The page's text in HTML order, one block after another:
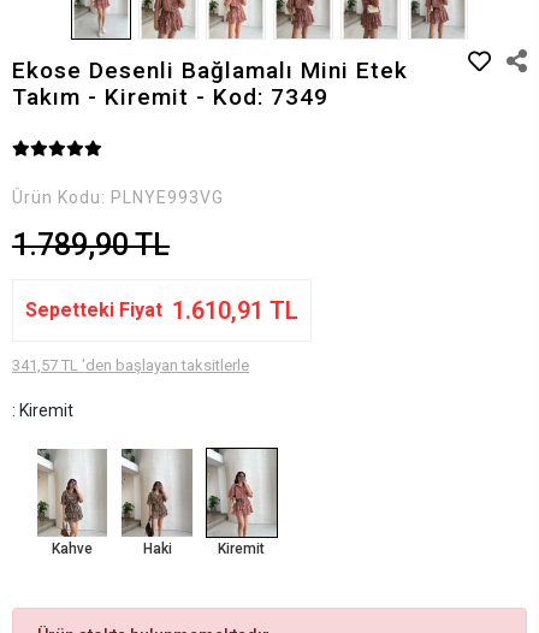
Ekose Desenli Bağlamalı Mini Etek
Takım - Kiremit - Kod: 7349
Ürün Kodu: PLNYE993VG
1.789,90 TL
Sepetteki Fiyat 1.610,91 TL
341,57 TL 'den başlayan taksitlerle
: Kiremit
Kahve Haki Kiremit